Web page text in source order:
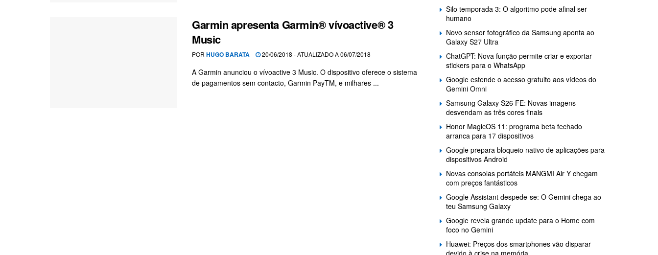
Garmin apresenta Garmin® vívoactive® 3
Music
POR HUGO BARATA 20/06/2018 - ATUALIZADO A 06/07/2018
A Garmin anunciou o vívoactive 3 Music. O dispositivo oferece o sistema
de pagamentos sem contacto, Garmin PayTM, e milhares ...
Silo temporada 3: O algoritmo pode afinal ser
humano
Novo sensor fotográfico da Samsung aponta ao
Galaxy S27 Ultra
ChatGPT: Nova função permite criar e exportar
stickers para o WhatsApp
Google estende o acesso gratuito aos vídeos do
Gemini Omni
Samsung Galaxy S26 FE: Novas imagens
desvendam as três cores finais
Honor MagicOS 11: programa beta fechado
arranca para 17 dispositivos
Google prepara bloqueio nativo de aplicações para
dispositivos Android
Novas consolas portáteis MANGMI Air Y chegam
com preços fantásticos
Google Assistant despede-se: O Gemini chega ao
teu Samsung Galaxy
Google revela grande update para o Home com
foco no Gemini
Huawei: Preços dos smartphones vão disparar
devido à crise na memória